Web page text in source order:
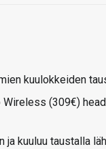
kuulokkeiden
(309€)
kuuluu taustalla